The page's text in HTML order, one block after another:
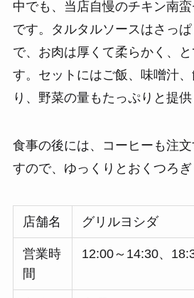
中でも、当店自慢のチキン南
です。タルタルソースはさっ
で、お肉は厚くて柔らかく、
す。セットにはご飯、味噌汁
り、野菜の量もたっぷりと提供
食事の後には、コーヒーも注
すので、ゆっくりとおくつろぎ
店舗名 グリルヨシダ
営業時
間
12:00～14:30、